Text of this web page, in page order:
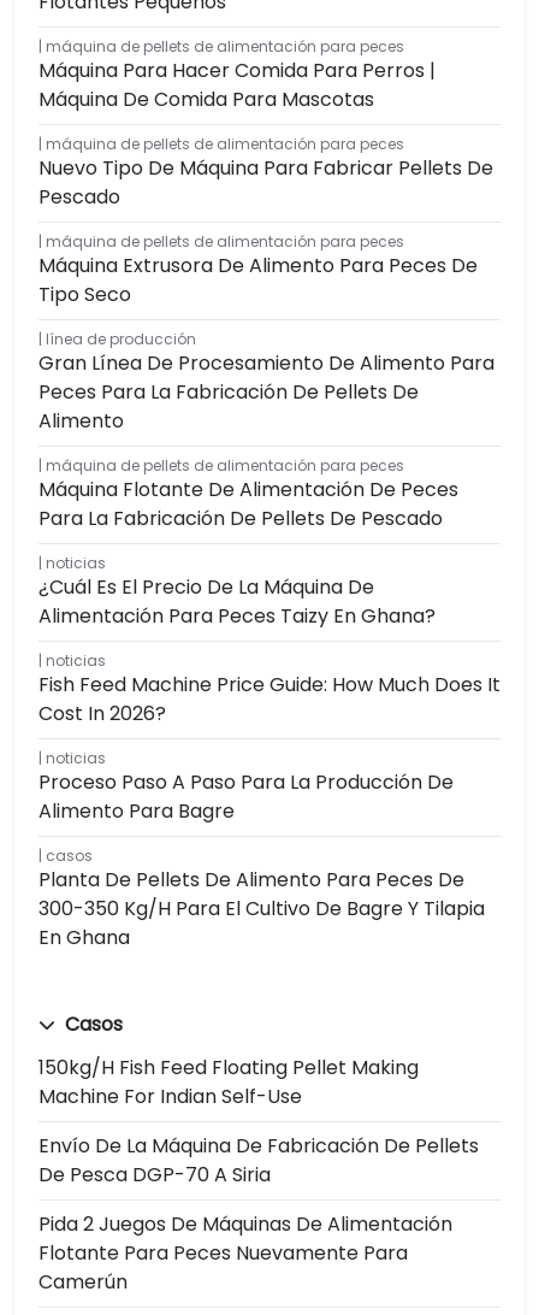
máquina de pellets de alimentación para peces
Máquina Para Hacer Comida Para Perros |
Máquina De Comida Para Mascotas
máquina de pellets de alimentación para peces
Nuevo Tipo De Máquina Para Fabricar Pellets De
Pescado
máquina de pellets de alimentación para peces
Máquina Extrusora De Alimento Para Peces De
Tipo Seco
línea de producción
Gran Línea De Procesamiento De Alimento Para
Peces Para La Fabricación De Pellets De
Alimento
máquina de pellets de alimentación para peces
Máquina Flotante De Alimentación De Peces
Para La Fabricación De Pellets De Pescado
noticias
¿Cuál Es El Precio De La Máquina De
Alimentación Para Peces Taizy En Ghana?
noticias
Fish Feed Machine Price Guide: How Much Does It
Cost In 2026?
noticias
Proceso Paso A Paso Para La Producción De
Alimento Para Bagre
casos
Planta De Pellets De Alimento Para Peces De
300-350 Kg/h Para El Cultivo De Bagre Y Tilapia
En Ghana
Casos
150kg/h Fish Feed Floating Pellet Making
Machine For Indian Self-Use
Envío De La Máquina De Fabricación De Pellets
De Pesca DGP-70 A Siria
Pida 2 Juegos De Máquinas De Alimentación
Flotante Para Peces Nuevamente Para
Camerún